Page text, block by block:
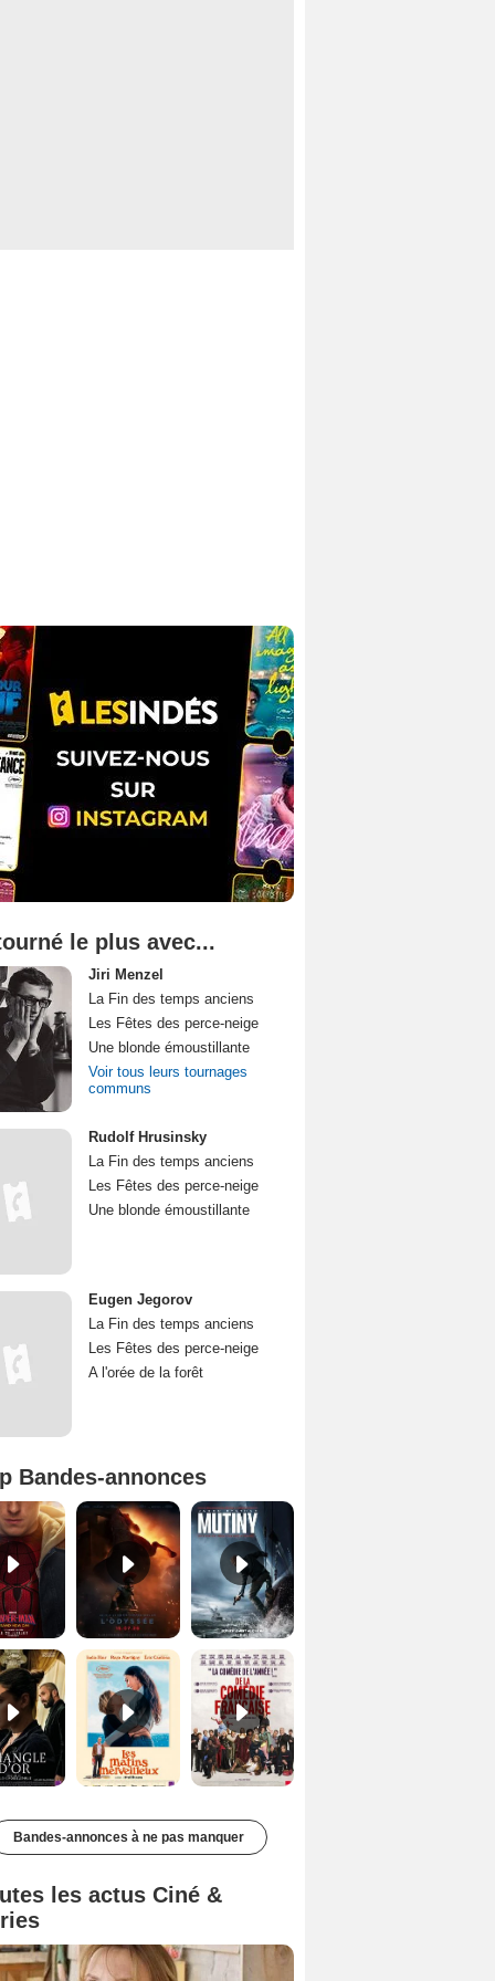
le plus avec...
Jiri Menzel
La Fin des temps anciens
Les Fêtes des perce-neige
Une blonde émoustillante
Voir tous leurs tournages
communs
Rudolf Hrusinsky
La Fin des temps anciens
Les Fêtes des perce-neige
Une blonde émoustillante
Eugen Jegorov
La Fin des temps anciens
Les Fêtes des perce-neige
A l'orée de la forêt
Bandes-annonces
Spider-Man: Brand New Day Bande-annonce VO STFR L'Odyssée Bande-annonce VO STFR
Les Matins merveilleux Bande-annonce VF De la Comédie-Française Teaser VF
Bandes-annonces à ne pas manquer
les actus Ciné &